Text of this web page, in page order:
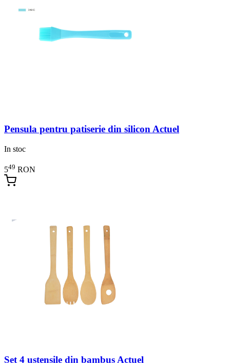
Pensula pentru patiserie din silicon Actuel
In stoc
549 RON
Set 4 ustensile din bambus Actuel